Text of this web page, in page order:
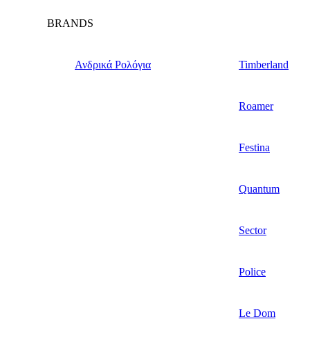
BRANDS
Ανδρικά Ρολόγια Timberland
Roamer
Festina
Quantum
Sector
Police
Le Dom